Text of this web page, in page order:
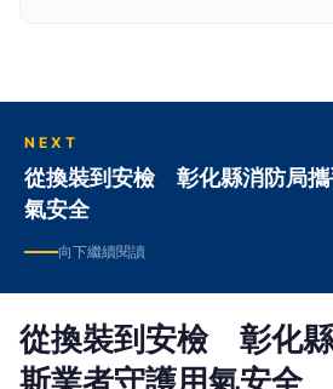
NEXT
從換裝到安檢 彰化縣消防局攜
氣安全
向下繼續閱讀
從換裝到安檢 彰化
斯業者守護用氣安全